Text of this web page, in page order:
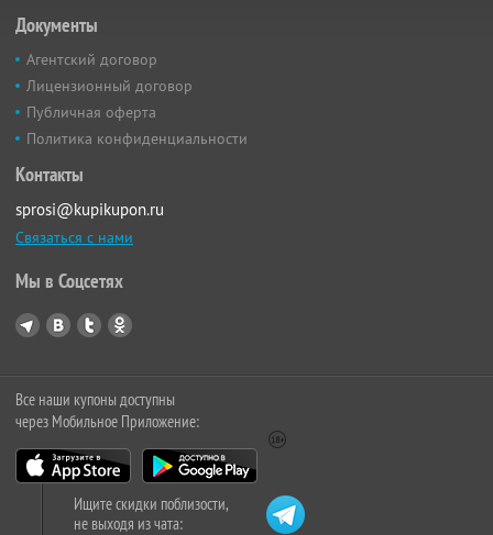
Документы
Агентский договор
Лицензионный договор
Публичная оферта
Политика конфиденциальности
Контакты
sprosi@kupikupon.ru
Связаться с нами
Мы в Соцсетях
Все наши купоны доступны
через Мобильное Приложение:
Ищите скидки поблизости,
не выходя из чата: